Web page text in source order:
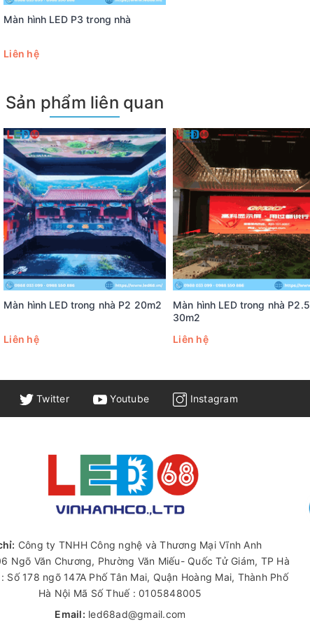
Màn hình LED P3 trong nhà
Liên hệ
Sản phẩm liên quan
Màn hình LED trong nhà P2 20m2
Liên hệ
Màn hình LED trong nhà P2.5
30m2
Liên hệ
Twitter Youtube Instagram
Công ty TNHH Công nghệ và Thương Mại Vĩnh Anh
Ngõ Văn Chương, Phường Văn Miếu- Quốc Tử Giám, TP Hà
: Số 178 ngõ 147A Phố Tân Mai, Quận Hoàng Mai, Thành Phố
Hà Nội Mã Số Thuế : 0105848005
Email: led68ad@gmail.com